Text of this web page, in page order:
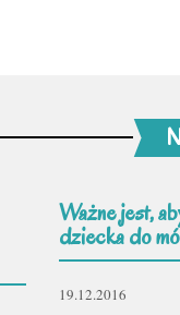
Ważne jest,
dziecka do
19.12.2016